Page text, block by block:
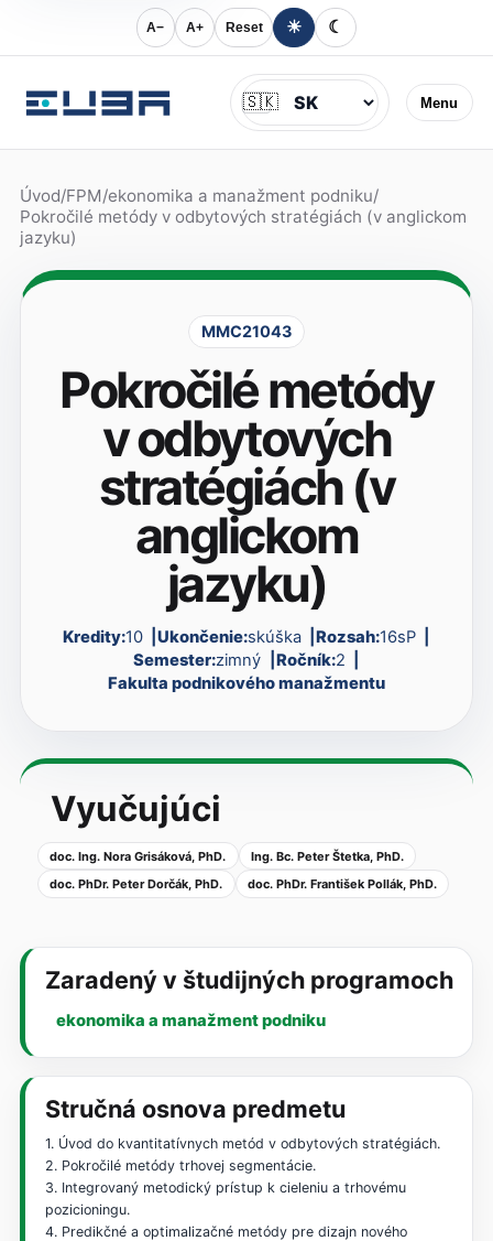
A− A+ Reset ☀ ☾
Menu
Jazyk
🇸🇰
Úvod/FPM/ekonomika a manažment podniku/
Pokročilé metódy v odbytových stratégiách (v anglickom
jazyku)
MMC21043
Pokročilé metódy
v odbytových
stratégiách (v
anglickom
jazyku)
Kredity:10 Ukončenie:skúška Rozsah:16sP
Semester:zimný Ročník:2
Fakulta podnikového manažmentu
Vyučujúci
doc. Ing. Nora Grisáková, PhD.
Ing. Bc. Peter Štetka, PhD.
doc. PhDr. Peter Dorčák, PhD.
doc. PhDr. František Pollák, PhD.
Zaradený v študijných programoch
ekonomika a manažment podniku
Stručná osnova predmetu
1. Úvod do kvantitatívnych metód v odbytových stratégiách.
2. Pokročilé metódy trhovej segmentácie.
3. Integrovaný metodický prístup k cieleniu a trhovému
pozicioningu.
4. Predikčné a optimalizačné metódy pre dizajn nového